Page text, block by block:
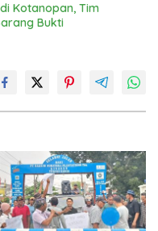
Kotanopan, Tim
Bukti